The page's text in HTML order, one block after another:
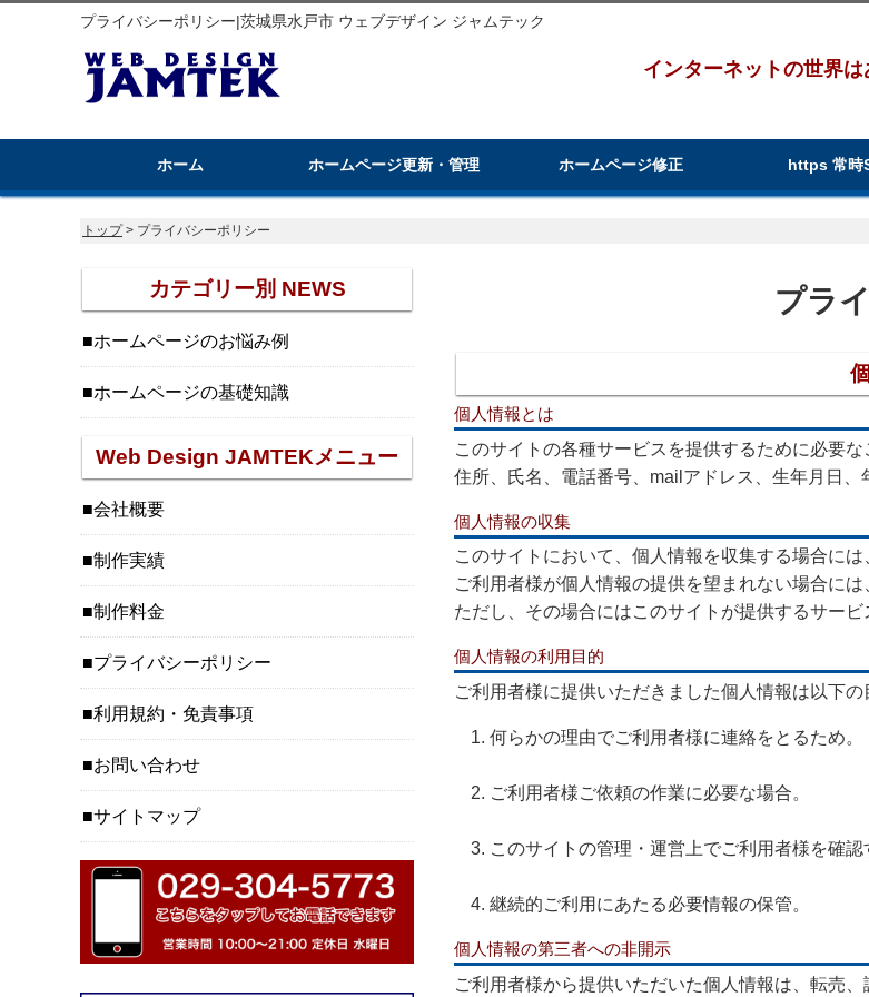
プライバシーポリシー|茨城県水戸市 ウェブデザイン ジャムテック
インターネットの世界
ホーム ホームページ更新・管理 ホームページ修正 https 常時
トップ> プライバシーポリシー
プラ
個人情報とは
このサイトの各種サービスを提供するために必要
住所、氏名、電話番号、mailアドレス、生年月日、
個人情報の収集
このサイトにおいて、個人情報を収集する場合に
ご利用者様が個人情報の提供を望まれない場合には
ただし、その場合にはこのサイトが提供するサー
個人情報の利用目的
ご利用者様に提供いただきました個人情報は以下
何らかの理由でご利用者様に連絡をとるため。
ご利用者様ご依頼の作業に必要な場合。
このサイトの管理・運営上でご利用者様を確認
継続的ご利用にあたる必要情報の保管。
個人情報の第三者への非開示
ご利用者様から提供いただいた個人情報は、転売、
カテゴリー別 NEWS
ホームページのお悩み例
ホームページの基礎知識
Web Design JAMTEKメニュー
会社概要
制作実績
制作料金
プライバシーポリシー
利用規約・免責事項
お問い合わせ
サイトマップ